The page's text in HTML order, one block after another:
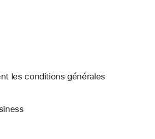
les conditions générales